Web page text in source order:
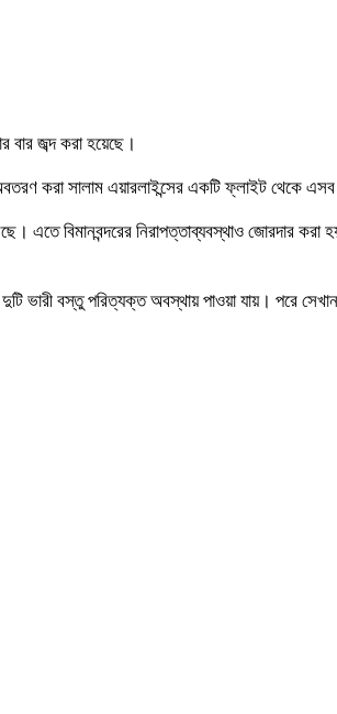
বার জব্দ করা হয়েছে।
করা সালাম এয়ারলাইন্সের একটি ফ্লাইট থেকে এসব
এতে বিমানবন্দরের নিরাপত্তাব্যবস্থাও জোরদার
ভারী বস্তু পরিত্যক্ত অবস্থায় পাওয়া যায়। পরে